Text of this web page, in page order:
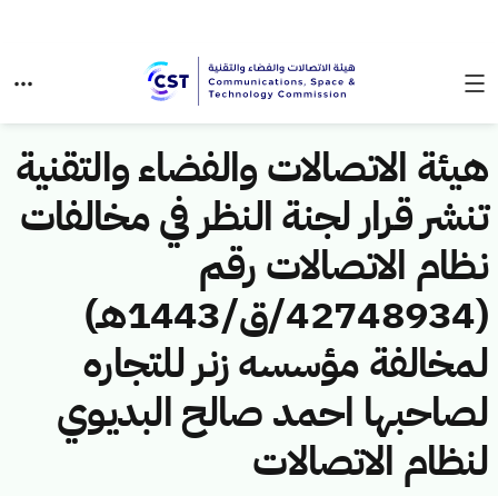
هيئة الاتصالات والفضاء والتقنية
تنشر قرار لجنة النظر في مخالفات
نظام الاتصالات رقم
(42748934/ق/1443هـ)
لمخالفة مؤسسه زنر للتجاره
لصاحبها احمد صالح البديوي
لنظام الاتصالات